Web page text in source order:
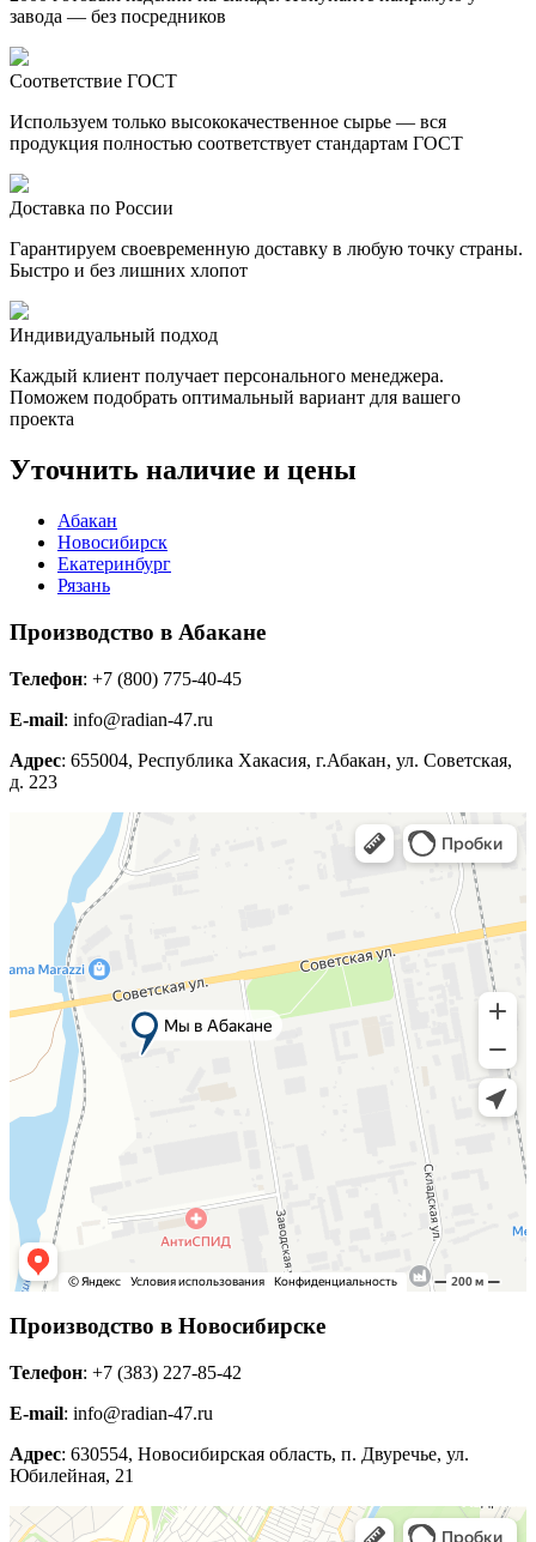
завода — без посредников
Соответствие ГОСТ
Используем только высококачественное сырье — вся
продукция полностью соответствует стандартам ГОСТ
Доставка по России
Гарантируем своевременную доставку в любую точку страны.
Быстро и без лишних хлопот
Индивидуальный подход
Каждый клиент получает персонального менеджера.
Поможем подобрать оптимальный вариант для вашего
проекта
Уточнить наличие и цены
Абакан
Новосибирск
Екатеринбург
Рязань
Производство в Абакане
Телефон: +7 (800) 775-40-45
E-mail: info@radian-47.ru
Адрес: 655004, Республика Хакасия, г.Абакан, ул. Советская,
д. 223
Производство в Новосибирске
Телефон: +7 (383) 227-85-42
E-mail: info@radian-47.ru
Адрес: 630554, Новосибирская область, п. Двуречье, ул.
Юбилейная, 21